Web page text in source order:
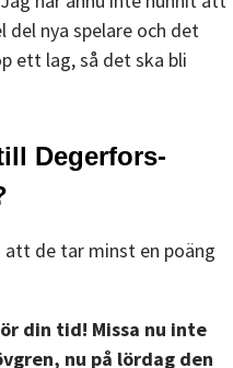
del nya spelare och det
ett lag, så det ska bli
Degerfors-
att de tar minst en poäng
din tid! Missa nu inte
nu på lördag den